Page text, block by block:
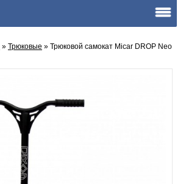
» Трюковые » Трюковой самокат Micar DROP Neo